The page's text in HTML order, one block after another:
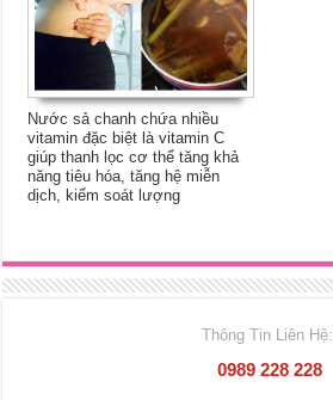
Nước sả chanh chứa nhiều
vitamin đặc biệt là vitamin C
giúp thanh lọc cơ thể tăng khả
năng tiêu hóa, tăng hệ miễn
dịch, kiểm soát lượng
Thông Tin Liên Hệ:
0989 228 228